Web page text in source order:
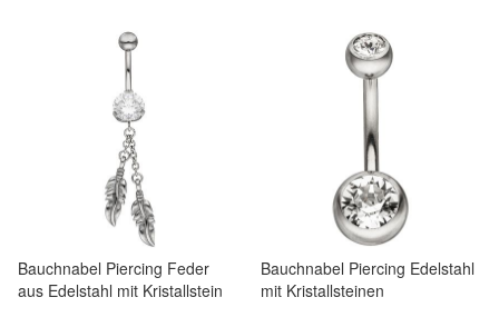
Bauchnabel Piercing Feder
aus Edelstahl mit Kristallstein
Bauchnabel Piercing Edelstahl
mit Kristallsteinen